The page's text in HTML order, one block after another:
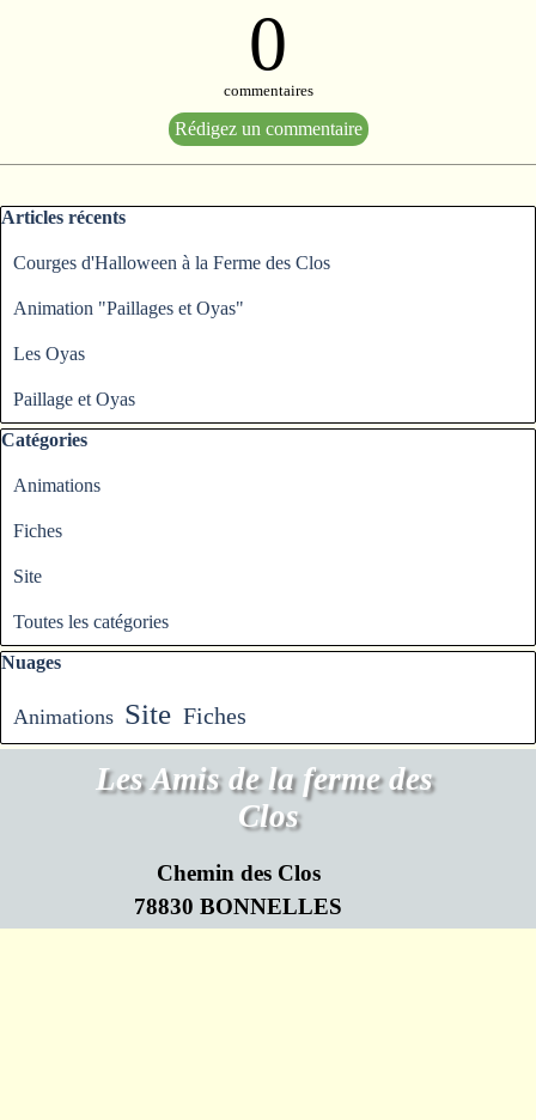
0
commentaires
Sauter le bloc Articles récents
Articles récents
Courges d'Halloween à la Ferme des Clos
Animation "Paillages et Oyas"
Les Oyas
Paillage et Oyas
Sauter le bloc Catégories
Catégories
Animations
Fiches
Site
Toutes les catégories
Sauter le bloc Nuages
Nuages
Animations Site Fiches
Les Amis de la ferme des
Clos
Chemin des Clos
78830 BONNELLES